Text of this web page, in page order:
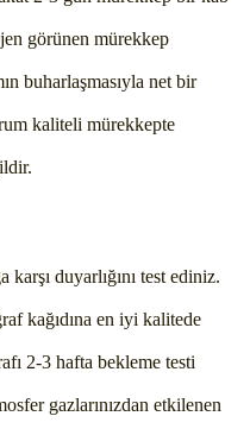
görünen mürekkep
buharlaşmasıyla net bir
kaliteli mürekkepte
karşı duyarlığını test ediniz.
kağıdına en iyi kalitede
2-3 hafta bekleme testi
gazlarınızdan etkilenen